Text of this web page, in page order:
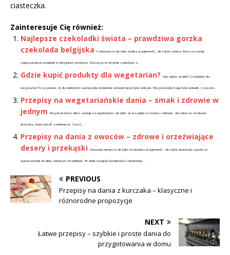
ciasteczka.
Zainteresuje Cię również:
Najlepsze czekoladki świata – prawdziwa gorzka
czekolada belgijska
Czekolada to nie tylko słodka przyjemność, ale także sztuka, która ma swoje
najwspanialsze wcielenie w belgijskich wyrobach. Dlaczego to właśnie czekolada z...
Gdzie kupić produkty dla wegetarian? Gdy ciężko znaleźć Ci produkty dla
wegetarian To oczywiste, że dla niektórych spożywanie produktów odzwierzęcych jest unikane. Wegetarianie mają różne pobudki. Czasami...
Przepisy na wegetariańskie dania – smak i zdrowie w
jednym
Wegetariańska dieta zyskuje na popularności, nie tylko ze względu na troskę o zdrowie, ale także na smakowe
doznania, które potrafi zaoferować. Coraz...
Przepisy na dania z owoców – zdrowe i orzeźwiające
desery i przekąski
Owocowe desery to nie tylko smakowita przyjemność, ale także doskonały sposób na
wprowadzenie do diety zdrowych składników. W dobie rosnącej świadomości zdrowotnej,...
PREVIOUS
Przepisy na dania z kurczaka – klasyczne i
różnorodne propozycje
NEXT
Łatwe przepisy – szybkie i proste dania do
przygotowania w domu